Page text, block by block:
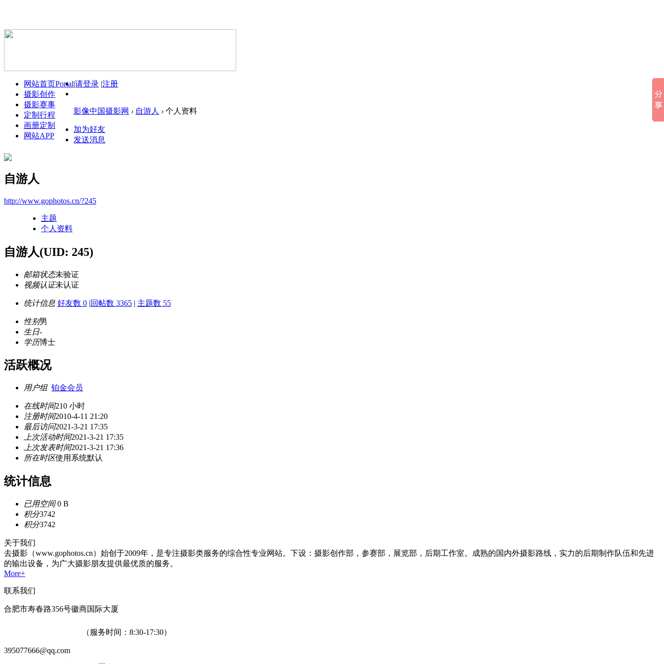
网站首页Portal
摄影创作
摄影赛事
定制行程
画册定制
网站APP
|请登录 |注册
影像中国摄影网 › 自游人 › 个人资料
加为好友
发送消息
自游人
http://www.gophotos.cn/?245
主题
个人资料
自游人(UID: 245)
邮箱状态未验证
视频认证未认证
统计信息 好友数 0 |回帖数 3365 | 主题数 55
性别男
生日-
学历博士
活跃概况
用户组 铂金会员
在线时间210 小时
注册时间2010-4-11 21:20
最后访问2021-3-21 17:35
上次活动时间2021-3-21 17:35
上次发表时间2021-3-21 17:36
所在时区使用系统默认
统计信息
已用空间0 B
积分3742
积分3742
关于我们
去摄影（www.gophotos.cn）始创于2009年，是专注摄影类服务的综合性专业网站。下设：摄影创作部，参赛部，展览部，后期工作室。成熟的国内外摄影路线，实力的后期制作队伍和先进
的输出设备，为广大摄影朋友提供最优质的服务。
More+
联系我们
合肥市寿春路356号徽商国际大厦
（服务时间：8:30-17:30）
395077666@qq.com